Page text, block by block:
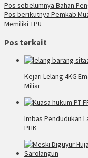
Pos sebelumnya Bahan
Pos berikutnya Pemkab
Memiliki TPU
Pos terkait
Kejari Lelang 4KG
Miliar
Imbas Pendudukan
PHK